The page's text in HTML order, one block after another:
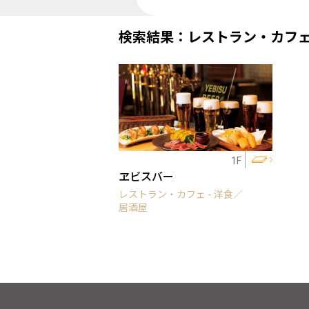
検索結果：レストラン・カフ
1F
ヱビスバー
レストラン・カフェ - 洋食／
居酒屋